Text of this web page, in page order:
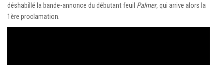
déshabillé la bande-annonce du débutant feuil Palmer, qui arrive alors la
1ère proclamation.